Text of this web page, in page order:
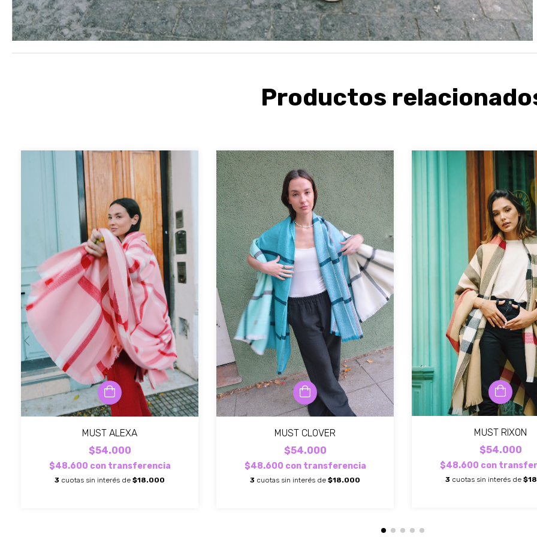
Productos
MUST ALEXA
$54.000
$48.600 con transferencia
3 cuotas sin interés de $18.000
MUST CLOVER
$54.000
$48.600 con transferencia
3 cuotas sin interés de $18.000
MUST RIXON
$54.000
$48.600 con
3 cuotas sin interés de